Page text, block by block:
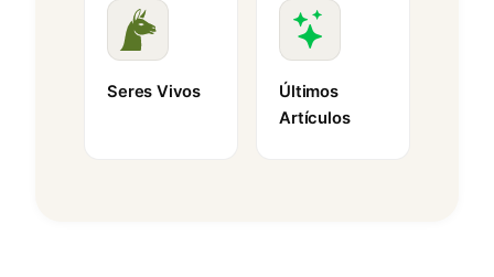
Seres Vivos
Últimos
Artículos